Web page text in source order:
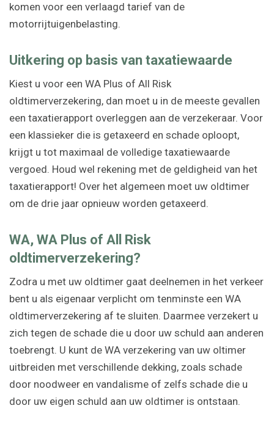
komen voor een verlaagd tarief van de
motorrijtuigenbelasting.
Uitkering op basis van taxatiewaarde
Kiest u voor een WA Plus of All Risk
oldtimerverzekering, dan moet u in de meeste gevallen
een taxatierapport overleggen aan de verzekeraar. Voor
een klassieker die is getaxeerd en schade oploopt,
krijgt u tot maximaal de volledige taxatiewaarde
vergoed. Houd wel rekening met de geldigheid van het
taxatierapport! Over het algemeen moet uw oldtimer
om de drie jaar opnieuw worden getaxeerd.
WA, WA Plus of All Risk
oldtimerverzekering?
Zodra u met uw oldtimer gaat deelnemen in het verkeer
bent u als eigenaar verplicht om tenminste een WA
oldtimerverzekering af te sluiten. Daarmee verzekert u
zich tegen de schade die u door uw schuld aan anderen
toebrengt. U kunt de WA verzekering van uw oltimer
uitbreiden met verschillende dekking, zoals schade
door noodweer en vandalisme of zelfs schade die u
door uw eigen schuld aan uw oldtimer is ontstaan.